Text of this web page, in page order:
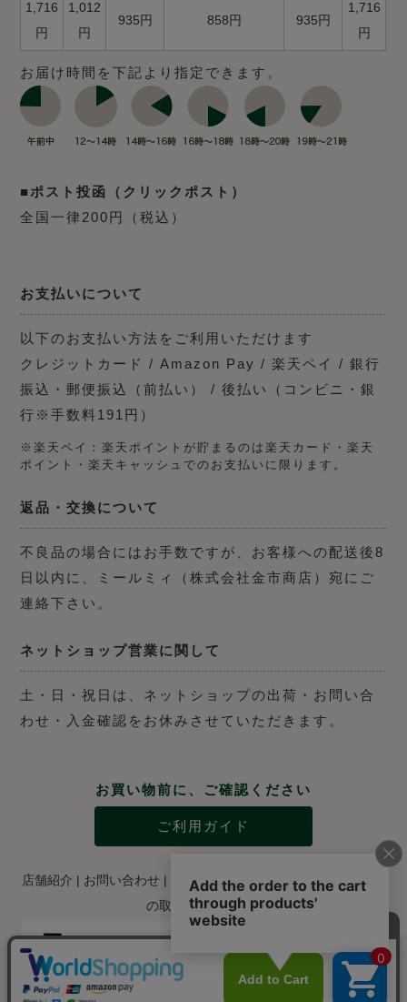
1,716
円
1,012
円
935円 858円 935円
1,716
円
お届け時間を下記より指定できます。
■ポスト投函（クリックポスト）
全国一律200円（税込）
お支払いについて
以下のお支払い方法をご利用いただけます
クレジットカード / Amazon Pay / 楽天ペイ / 銀行
振込・郵便振込（前払い） / 後払い（コンビニ・銀
行※手数料191円）
※楽天ペイ：楽天ポイントが貯まるのは楽天カード・楽天
ポイント・楽天キャッシュでのお支払いに限ります。
返品・交換について
不良品の場合にはお手数ですが、お客様への配送後8
日以内に、ミールミィ（株式会社金市商店）宛にご
連絡下さい。
ネットショップ営業に関して
土・日・祝日は、ネットショップの出荷・お問い合
わせ・入金確認をお休みさせていただきます。
お買い物前に、ご確認ください
ご利用ガイド
店舗紹介 お問い合わせ 特定商取引法に関する表示| 個人情報
の取り扱いについて